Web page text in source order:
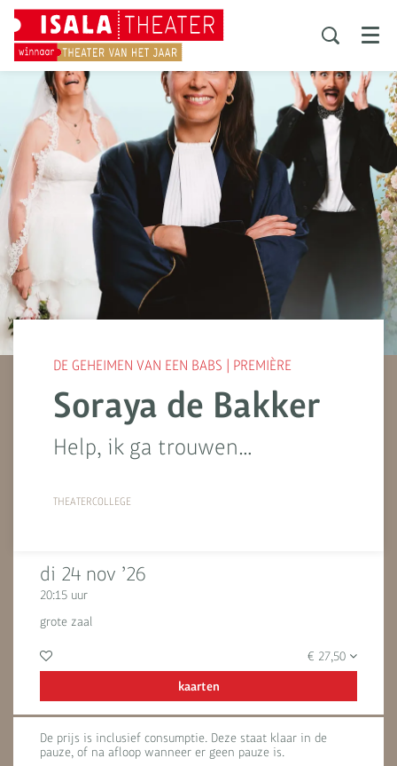
Menu
Soraya de Bakker
Help, ik ga trouwen…
DE GEHEIMEN VAN EEN BABS | PREMIÈRE
THEATERCOLLEGE
di 24 nov ’26
20:15 uur
grote zaal
€ 27,50
kaarten
De prijs is inclusief consumptie. Deze staat klaar in de
pauze, of na afloop wanneer er geen pauze is.